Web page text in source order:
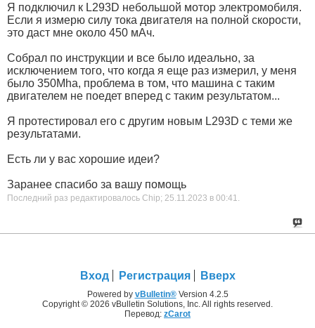
Я подключил к L293D небольшой мотор электромобиля.
Если я измерю силу тока двигателя на полной скорости,
это даст мне около 450 мАч.
Собрал по инструкции и все было идеально, за
исключением того, что когда я еще раз измерил, у меня
было 350Mha, проблема в том, что машина с таким
двигателем не поедет вперед с таким результатом...
Я протестировал его с другим новым L293D с теми же
результатами.
Есть ли у вас хорошие идеи?
Заранее спасибо за вашу помощь
Последний раз редактировалось Chip; 25.11.2023 в 00:41.
Вход Регистрация Вверх
Powered by vBulletin®Version 4.2.5
Copyright © 2026 vBulletin Solutions, Inc. All rights reserved.
Перевод: zCarot